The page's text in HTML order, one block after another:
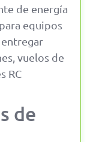
de energía
equipos
entregar
vuelos de
RC
de